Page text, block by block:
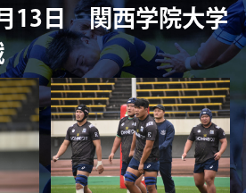
13日 関西学院大学